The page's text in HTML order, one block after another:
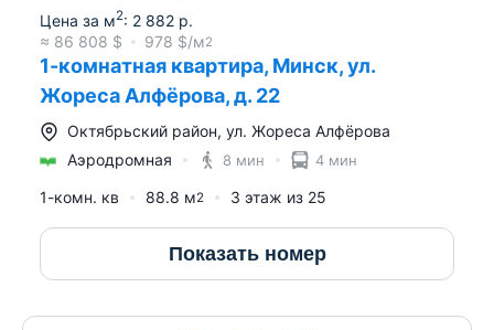
Цена за м2: 2 882 р.
≈ 86 808 $ 978 $/м2
1-комнатная квартира, Минск, ул.
Жореса Алфёрова, д. 22
Октябрьский район, ул. Жореса Алфёрова
Аэродромная
8 мин 4 мин
1-комн. кв 88.8 м2 3 этаж из 25
Показать номер